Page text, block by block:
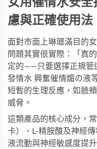
女用催情水安全
慮與正確使用法
面對市面上琳瑯滿目的
問題其實很實際：「真
定的——只要選擇正規管
發情水 興奮催情媚の液
短暫的生理反應，如臉
威脅。
這類產品的核心成分，
卡）、L-精胺酸及神經
液流動與神經敏感度提